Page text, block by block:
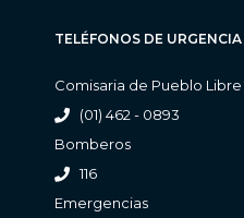
TELÉFONOS DE URGENCIA
Comisaria de Pueblo Libre
(01) 462 - 0893
Bomberos
116
Emergencias